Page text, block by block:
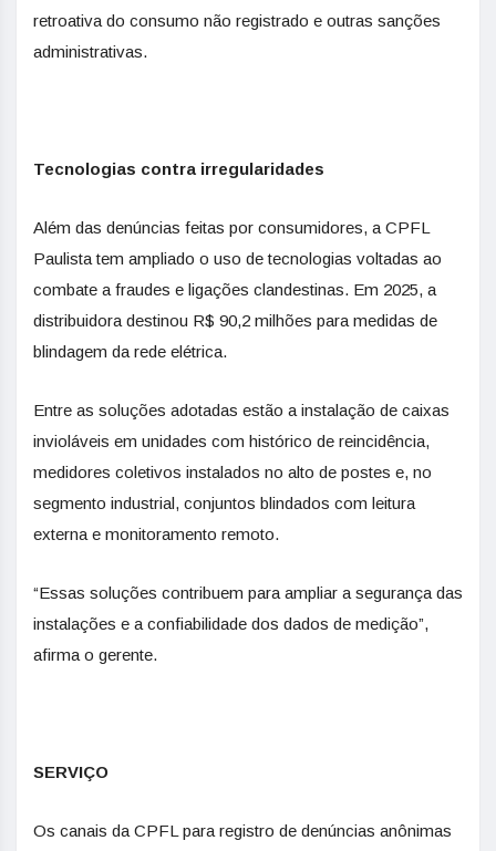
retroativa do consumo não registrado e outras sanções
administrativas.
Tecnologias contra irregularidades
Além das denúncias feitas por consumidores, a CPFL
Paulista tem ampliado o uso de tecnologias voltadas ao
combate a fraudes e ligações clandestinas. Em 2025, a
distribuidora destinou R$ 90,2 milhões para medidas de
blindagem da rede elétrica.
Entre as soluções adotadas estão a instalação de caixas
invioláveis em unidades com histórico de reincidência,
medidores coletivos instalados no alto de postes e, no
segmento industrial, conjuntos blindados com leitura
externa e monitoramento remoto.
“Essas soluções contribuem para ampliar a segurança das
instalações e a confiabilidade dos dados de medição”,
afirma o gerente.
SERVIÇO
Os canais da CPFL para registro de denúncias anônimas